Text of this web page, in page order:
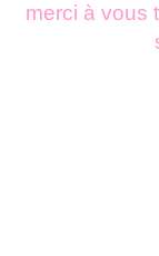
merci à vous